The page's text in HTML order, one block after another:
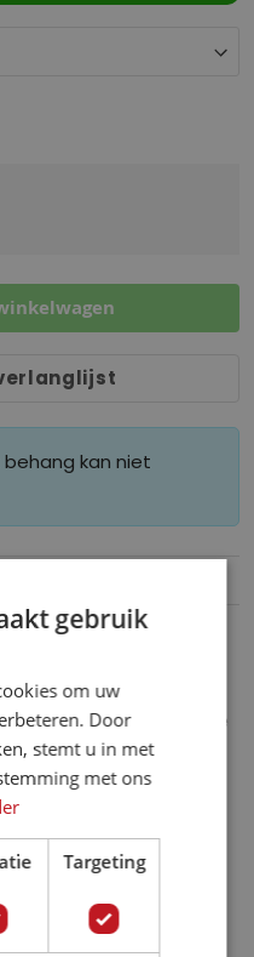
kan niet
Jungle
het fotobehang
pups zijn op expeditie
te helpen en nieuwe
bladerpracht en
behang perfect voor
een natuurlijke
realistische kleuren
de jungle bent. Dit
gebruik
om uw
Door
stemt u in met
met ons
Targeting